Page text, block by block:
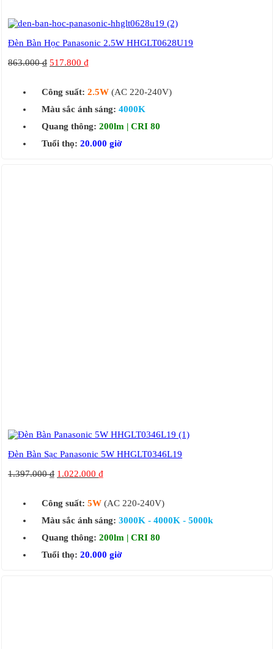
Đèn Bàn Học Panasonic 2.5W HHGLT0628U19
863.000₫ 517.800 ₫
Công suất: 2.5W (AC 220-240V)
Màu sắc ánh sáng: 4000K
Quang thông: 200lm | CRI 80
Tuổi thọ: 20.000 giờ
Đèn Bàn Sạc Panasonic 5W HHGLT0346L19
1.397.000₫ 1.022.000 ₫
Công suất: 5W (AC 220-240V)
Màu sắc ánh sáng: 3000K - 4000K - 5000k
Quang thông: 200lm | CRI 80
Tuổi thọ: 20.000 giờ